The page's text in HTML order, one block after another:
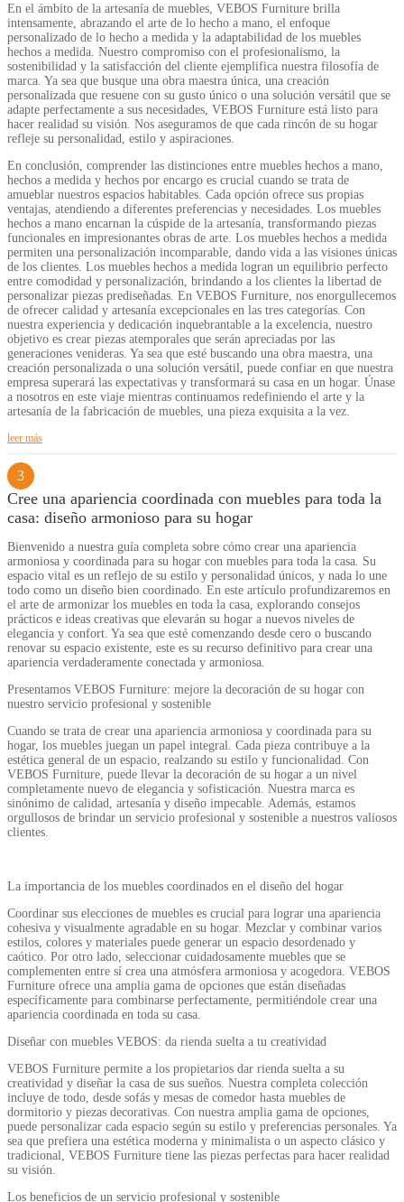
En el ámbito de la artesanía de muebles, VEBOS Furniture brilla
intensamente, abrazando el arte de lo hecho a mano, el enfoque
personalizado de lo hecho a medida y la adaptabilidad de los muebles
hechos a medida. Nuestro compromiso con el profesionalismo, la
sostenibilidad y la satisfacción del cliente ejemplifica nuestra filosofía de
marca. Ya sea que busque una obra maestra única, una creación
personalizada que resuene con su gusto único o una solución versátil que se
adapte perfectamente a sus necesidades, VEBOS Furniture está listo para
hacer realidad su visión. Nos aseguramos de que cada rincón de su hogar
refleje su personalidad, estilo y aspiraciones.
En conclusión, comprender las distinciones entre muebles hechos a mano,
hechos a medida y hechos por encargo es crucial cuando se trata de
amueblar nuestros espacios habitables. Cada opción ofrece sus propias
ventajas, atendiendo a diferentes preferencias y necesidades. Los muebles
hechos a mano encarnan la cúspide de la artesanía, transformando piezas
funcionales en impresionantes obras de arte. Los muebles hechos a medida
permiten una personalización incomparable, dando vida a las visiones únicas
de los clientes. Los muebles hechos a medida logran un equilibrio perfecto
entre comodidad y personalización, brindando a los clientes la libertad de
personalizar piezas prediseñadas. En VEBOS Furniture, nos enorgullecemos
de ofrecer calidad y artesanía excepcionales en las tres categorías. Con
nuestra experiencia y dedicación inquebrantable a la excelencia, nuestro
objetivo es crear piezas atemporales que serán apreciadas por las
generaciones venideras. Ya sea que esté buscando una obra maestra, una
creación personalizada o una solución versátil, puede confiar en que nuestra
empresa superará las expectativas y transformará su casa en un hogar. Únase
a nosotros en este viaje mientras continuamos redefiniendo el arte y la
artesanía de la fabricación de muebles, una pieza exquisita a la vez.
leer más
3
Cree una apariencia coordinada con muebles para toda la
casa: diseño armonioso para su hogar
Bienvenido a nuestra guía completa sobre cómo crear una apariencia
armoniosa y coordinada para su hogar con muebles para toda la casa. Su
espacio vital es un reflejo de su estilo y personalidad únicos, y nada lo une
todo como un diseño bien coordinado. En este artículo profundizaremos en
el arte de armonizar los muebles en toda la casa, explorando consejos
prácticos e ideas creativas que elevarán su hogar a nuevos niveles de
elegancia y confort. Ya sea que esté comenzando desde cero o buscando
renovar su espacio existente, este es su recurso definitivo para crear una
apariencia verdaderamente conectada y armoniosa.
Presentamos VEBOS Furniture: mejore la decoración de su hogar con
nuestro servicio profesional y sostenible
Cuando se trata de crear una apariencia armoniosa y coordinada para su
hogar, los muebles juegan un papel integral. Cada pieza contribuye a la
estética general de un espacio, realzando su estilo y funcionalidad. Con
VEBOS Furniture, puede llevar la decoración de su hogar a un nivel
completamente nuevo de elegancia y sofisticación. Nuestra marca es
sinónimo de calidad, artesanía y diseño impecable. Además, estamos
orgullosos de brindar un servicio profesional y sostenible a nuestros valiosos
clientes.
La importancia de los muebles coordinados en el diseño del hogar
Coordinar sus elecciones de muebles es crucial para lograr una apariencia
cohesiva y visualmente agradable en su hogar. Mezclar y combinar varios
estilos, colores y materiales puede generar un espacio desordenado y
caótico. Por otro lado, seleccionar cuidadosamente muebles que se
complementen entre sí crea una atmósfera armoniosa y acogedora. VEBOS
Furniture ofrece una amplia gama de opciones que están diseñadas
específicamente para combinarse perfectamente, permitiéndole crear una
apariencia coordinada en toda su casa.
Diseñar con muebles VEBOS: da rienda suelta a tu creatividad
VEBOS Furniture permite a los propietarios dar rienda suelta a su
creatividad y diseñar la casa de sus sueños. Nuestra completa colección
incluye de todo, desde sofás y mesas de comedor hasta muebles de
dormitorio y piezas decorativas. Con nuestra amplia gama de opciones,
puede personalizar cada espacio según su estilo y preferencias personales. Ya
sea que prefiera una estética moderna y minimalista o un aspecto clásico y
tradicional, VEBOS Furniture tiene las piezas perfectas para hacer realidad
su visión.
Los beneficios de un servicio profesional y sostenible